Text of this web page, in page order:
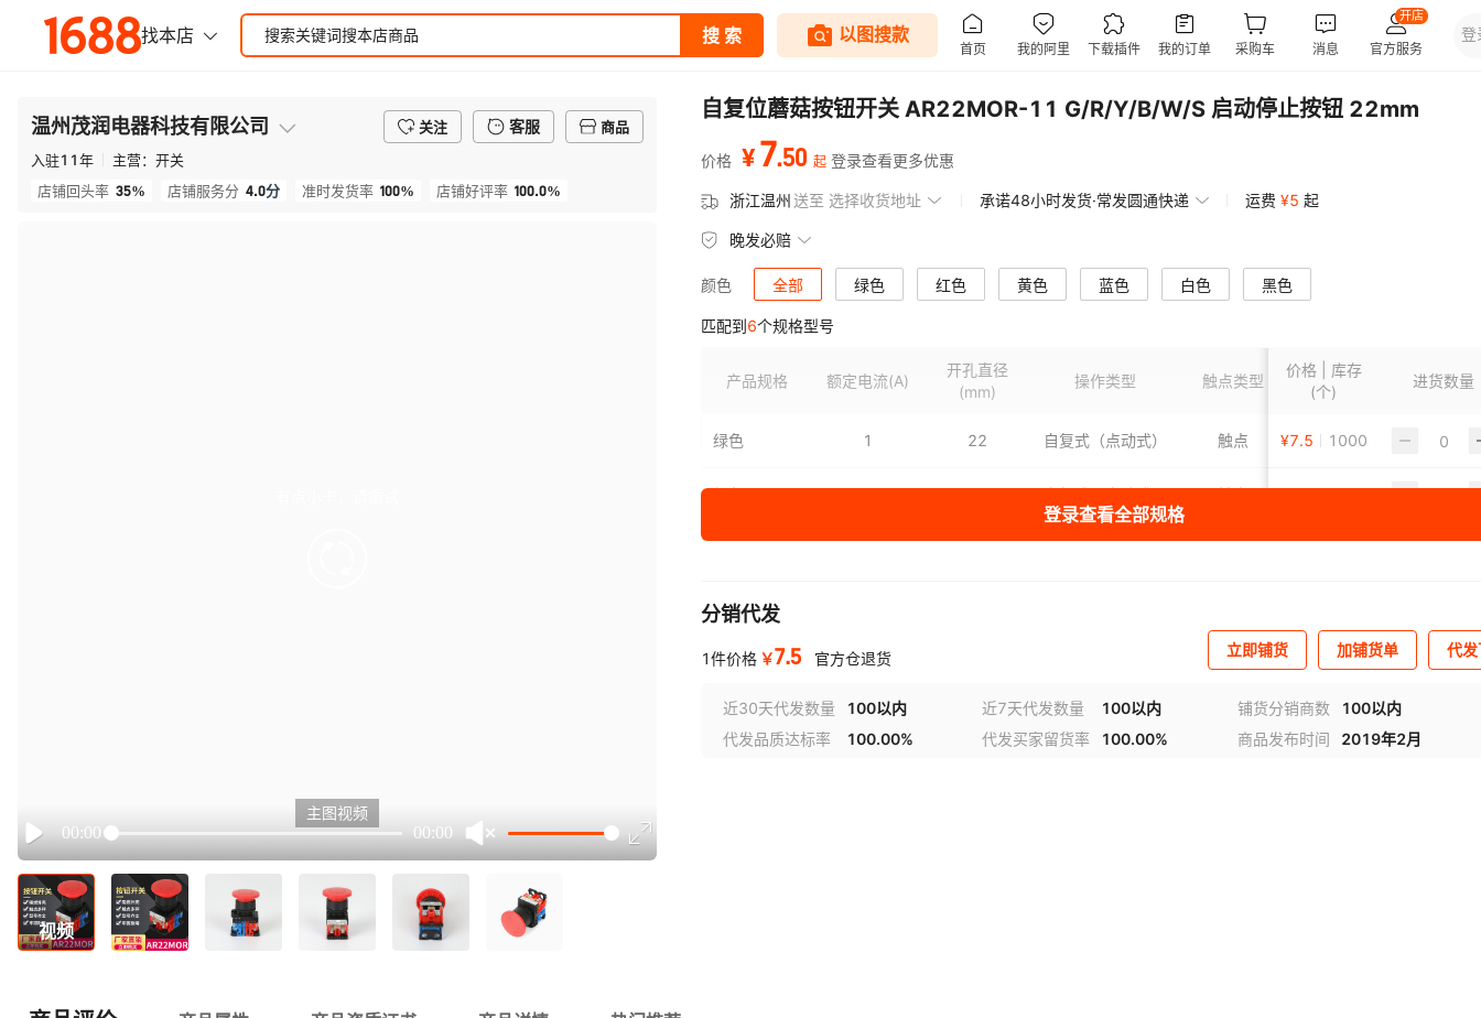
温州茂润电器科技有限公司 关注 客服
商品
入驻11年 主营： 开关
店铺回头率 35% 店铺服务分 4.0分 准时发货率 100% 店铺好评率 100.0%
Play
00:00 00:00
主图视频
视频
自复位蘑菇按钮开关 AR22MOR-11 G/R/Y/B/W/S 启动停止按钮 22mm
价格 ¥7.50 起 登录查看更多优惠
浙江温州送至 选择收货地址 承诺48小时发货·常发圆通快递 运费 ¥5 起
晚发必赔
颜色 全部 绿色 红色 黄色 蓝色 白色 黑色
匹配到6个规格型号
产品规格 额定电流(A)
开孔直径
(mm)
操作类型 触点类型 头部形状 颜色
价格 | 库存
(个)
进货数量
绿色 1 22 自复式（点动式） 触点 1 绿色
¥7.5 1000
红色 1 22 自复式（点动式） 触点 1 红色
¥7.5 974
蓝色
白色 1 触点 1 白色
¥ 1000
黑色 1 22 自复式（点动式） 触点 1
¥7.5 1000
登录查看全部规格
分销代发
1件价格 ￥7.5 官方仓退货 立即铺货 加铺货单 代
近30天代发数量 100以内 近7天代发数量 100以内 铺货分销商数
100以内
代发品质达标率
100.00% 代发买家留货率 100.00% 商品发布时间 2019年2月